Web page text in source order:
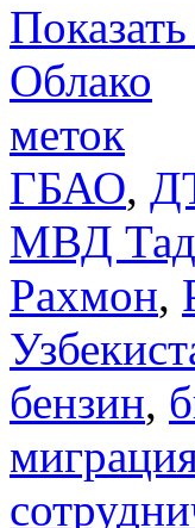
Облако
меток
ГБАО,
МВД
Рахмон,
бензин,